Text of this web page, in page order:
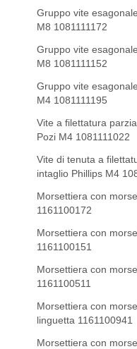
Gruppo vite
M8 1081111172
Gruppo vite
M8 1081111152
Gruppo vite
M4 1081111195
Vite a filettatura
Pozi M4 1081111022
Vite di tenuta a
intaglio Phillips M4
Morsettiera con
1161100172
Morsettiera con
1161100151
Morsettiera con
1161100511
Morsettiera con
linguetta 1161100941
Morsettiera con